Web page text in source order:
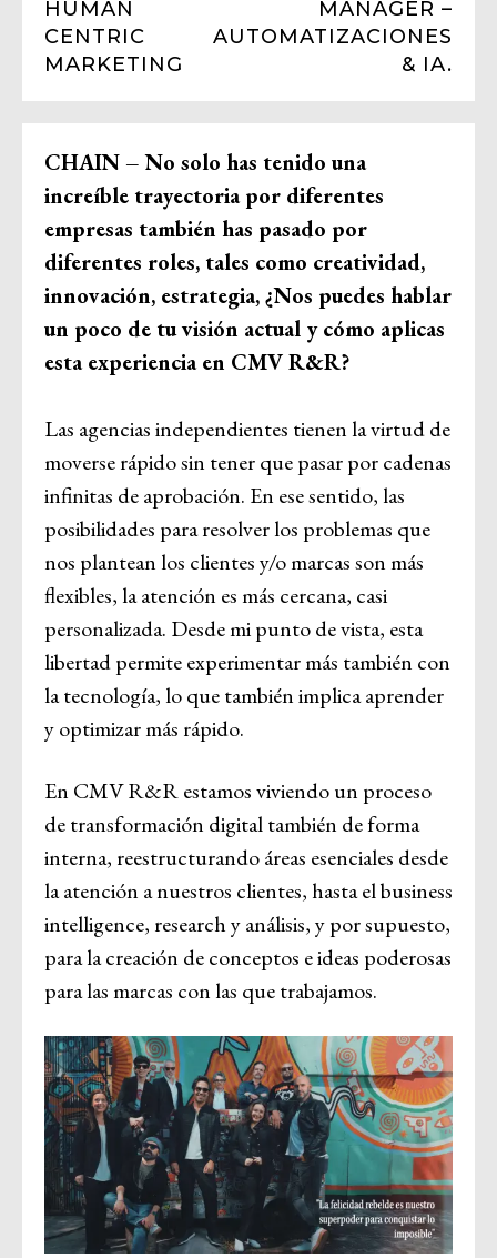
CHAIN – No solo has tenido una
increíble trayectoria por diferentes
empresas también has pasado por
diferentes roles, tales como creatividad,
innovación, estrategia, ¿Nos puedes hablar
un poco de tu visión actual y cómo aplicas
esta experiencia en CMV R&R?
Las agencias independientes tienen la virtud de
moverse rápido sin tener que pasar por cadenas
infinitas de aprobación. En ese sentido, las
posibilidades para resolver los problemas que
nos plantean los clientes y/o marcas son más
flexibles, la atención es más cercana, casi
personalizada. Desde mi punto de vista, esta
libertad permite experimentar más también con
la tecnología, lo que también implica aprender
y optimizar más rápido.
En CMV R&R estamos viviendo un proceso
de transformación digital también de forma
interna, reestructurando áreas esenciales desde
la atención a nuestros clientes, hasta el business
intelligence, research y análisis, y por supuesto,
para la creación de conceptos e ideas poderosas
para las marcas con las que trabajamos.
HUMAN
CENTRIC
MARKETING
MANAGER –
AUTOMATIZACIONES
& IA.